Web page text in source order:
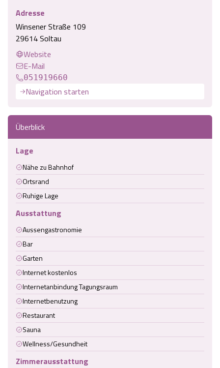
Adresse
Winsener Straße 109
29614 Soltau
Website
E-Mail
051919660
Navigation starten
Überblick
Lage
Nähe zu Bahnhof
Ortsrand
Ruhige Lage
Ausstattung
Aussengastronomie
Bar
Garten
Internet kostenlos
Internetanbindung Tagungsraum
Internetbenutzung
Restaurant
Sauna
Wellness/Gesundheit
Zimmerausstattung